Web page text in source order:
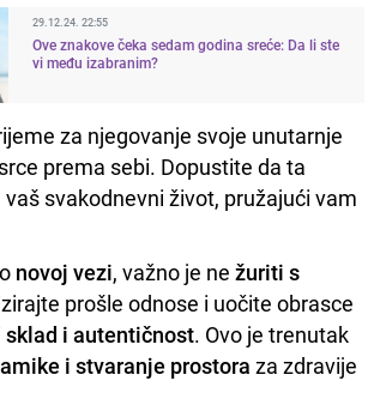
29.12.24. 22:55
Ove znakove čeka sedam godina sreće: Da li ste
vi među izabranim?
za njegovanje svoje unutarnje
prema sebi. Dopustite da ta
svakodnevni život, pružajući vam
novoj vezi, važno je ne žuriti s
prošle odnose i uočite obrasce
sklad i autentičnost. Ovo je trenutak
i stvaranje prostora za zdravije